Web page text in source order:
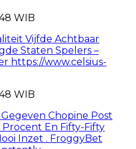
WIB
Vijfde Achtbaar
Staten Spelers –
https://www.celsius-
WIB
Chopine Post
En Fifty-Fifty
Inzet . FroggyBet